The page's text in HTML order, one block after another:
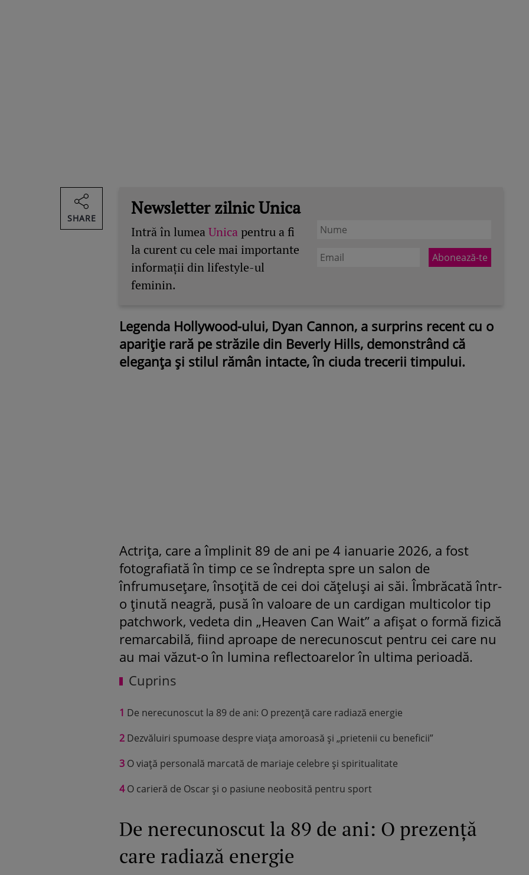
Newsletter zilnic Unica
Intră în lumeaUnica pentru a fi
la curent cu cele mai importante
informații din lifestyle-ul
feminin.
Legenda Hollywood-ului, Dyan Cannon, a surprins recent cu o
apariție rară pe străzile din Beverly Hills, demonstrând că
eleganța și stilul rămân intacte, în ciuda trecerii timpului.
Actrița, care a împlinit 89 de ani pe 4 ianuarie 2026, a fost
fotografiată în timp ce se îndrepta spre un salon de
înfrumusețare, însoțită de cei doi cățeluși ai săi. Îmbrăcată într-
o ținută neagră, pusă în valoare de un cardigan multicolor tip
patchwork, vedeta din „Heaven Can Wait” a afișat o formă fizică
remarcabilă, fiind aproape de nerecunoscut pentru cei care nu
au mai văzut-o în lumina reflectoarelor în ultima perioadă.
Cuprins
1 De nerecunoscut la 89 de ani: O prezență care radiază energie
2 Dezvăluiri spumoase despre viața amoroasă și „prietenii cu beneficii”
3 O viață personală marcată de mariaje celebre și spiritualitate
4O carieră de Oscar și o pasiune neobosită pentru sport
De nerecunoscut la 89 de ani: O prezență
care radiază energie
SHARE